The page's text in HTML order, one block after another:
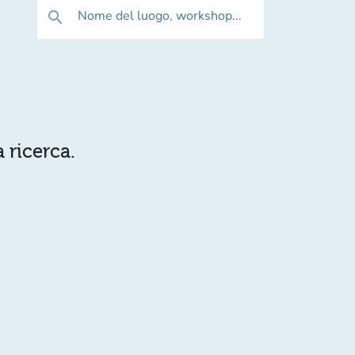
search Nome del luogo, workshop...
ricerca.